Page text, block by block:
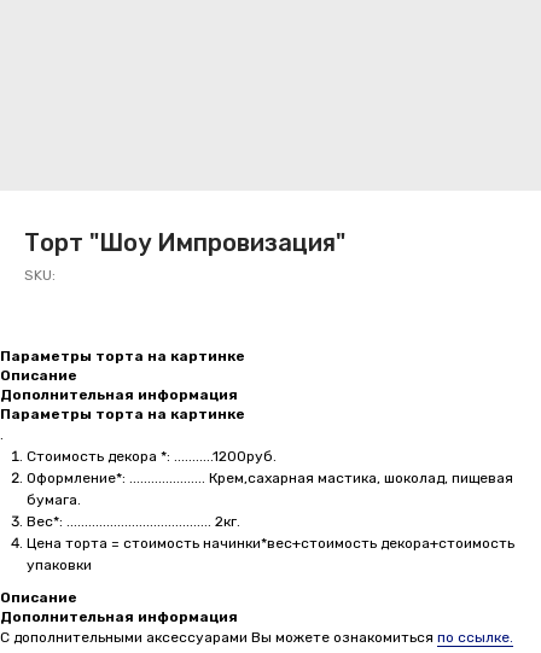
Торт "Шоу Импровизация"
SKU:
Параметры торта на картинке
Описание
Дополнительная информация
Параметры торта на картинке
.
Стоимость декора *: ...........1200руб.
Оформление*: ..................... Крем,сахарная мастика, шоколад, пищевая
бумага.
Вес*: ........................................ 2кг.
Цена торта = стоимость начинки*вес+стоимость декора+стоимость
упаковки
Описание
Дополнительная информация
С дополнительными аксессуарами Вы можете ознакомиться по ссылке.